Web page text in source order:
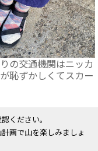
の交通機関はニッカ
恥ずかしくてスカー
ください。
画で山を楽しみましょ